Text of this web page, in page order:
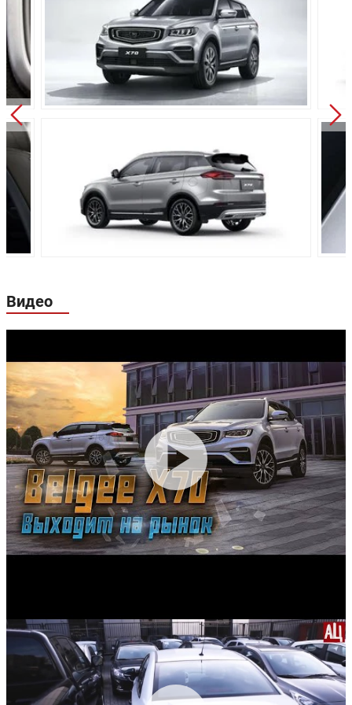
1713 мм
Колёсная база: 2670 мм
Клиренс: 171 мм
Масса: 1685 кг 1780 кг
Объём багажника:
Трансмиссия: Автоматическая
Передний
Передняя
подвеска:
Независимая
MacPherson
Независимая
MacPherson
Независимая,
тормоза:
Задние тормоза: Дисковые Дисковые
Производство: Белорусь
Гарантия: 5 лет или 150 000 км пробега
Видео